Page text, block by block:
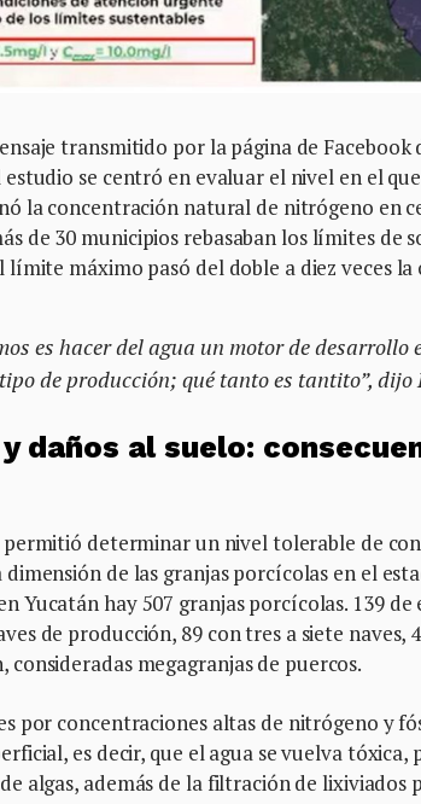
transmitido por la página de Facebook
se centró en evaluar el nivel en el
la concentración natural de nitrógeno en
de 30 municipios rebasaban los límites
límite máximo pasó del doble a diez veces
es hacer del agua un motor de desarrollo
de producción; qué tanto es tantito”, dijo
daños al suelo:
determinar un nivel tolerable de
de las granjas porcícolas en el
Yucatán hay 507 granjas porcícolas. 139
de producción, 89 con tres a siete naves,
consideradas megagranjas de puercos.
por concentraciones altas de nitrógeno y
es decir, que el agua se vuelva
algas, además de la filtración de lixiviados